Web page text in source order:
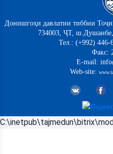
Донишгоҳи давлатии тиббии
734003, ҶТ,
Тел.: (+992) 446-
Факс:
E-mail:
Web-site: